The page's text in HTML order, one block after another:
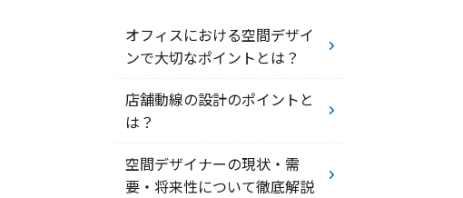
オフィスにおける空間デザイ
ンで大切なポイントとは？
店舗動線の設計のポイントと
は？
空間デザイナーの現状・需
要・将来性について徹底解説